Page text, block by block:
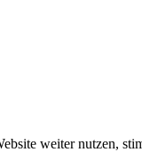
weiter nutzen,